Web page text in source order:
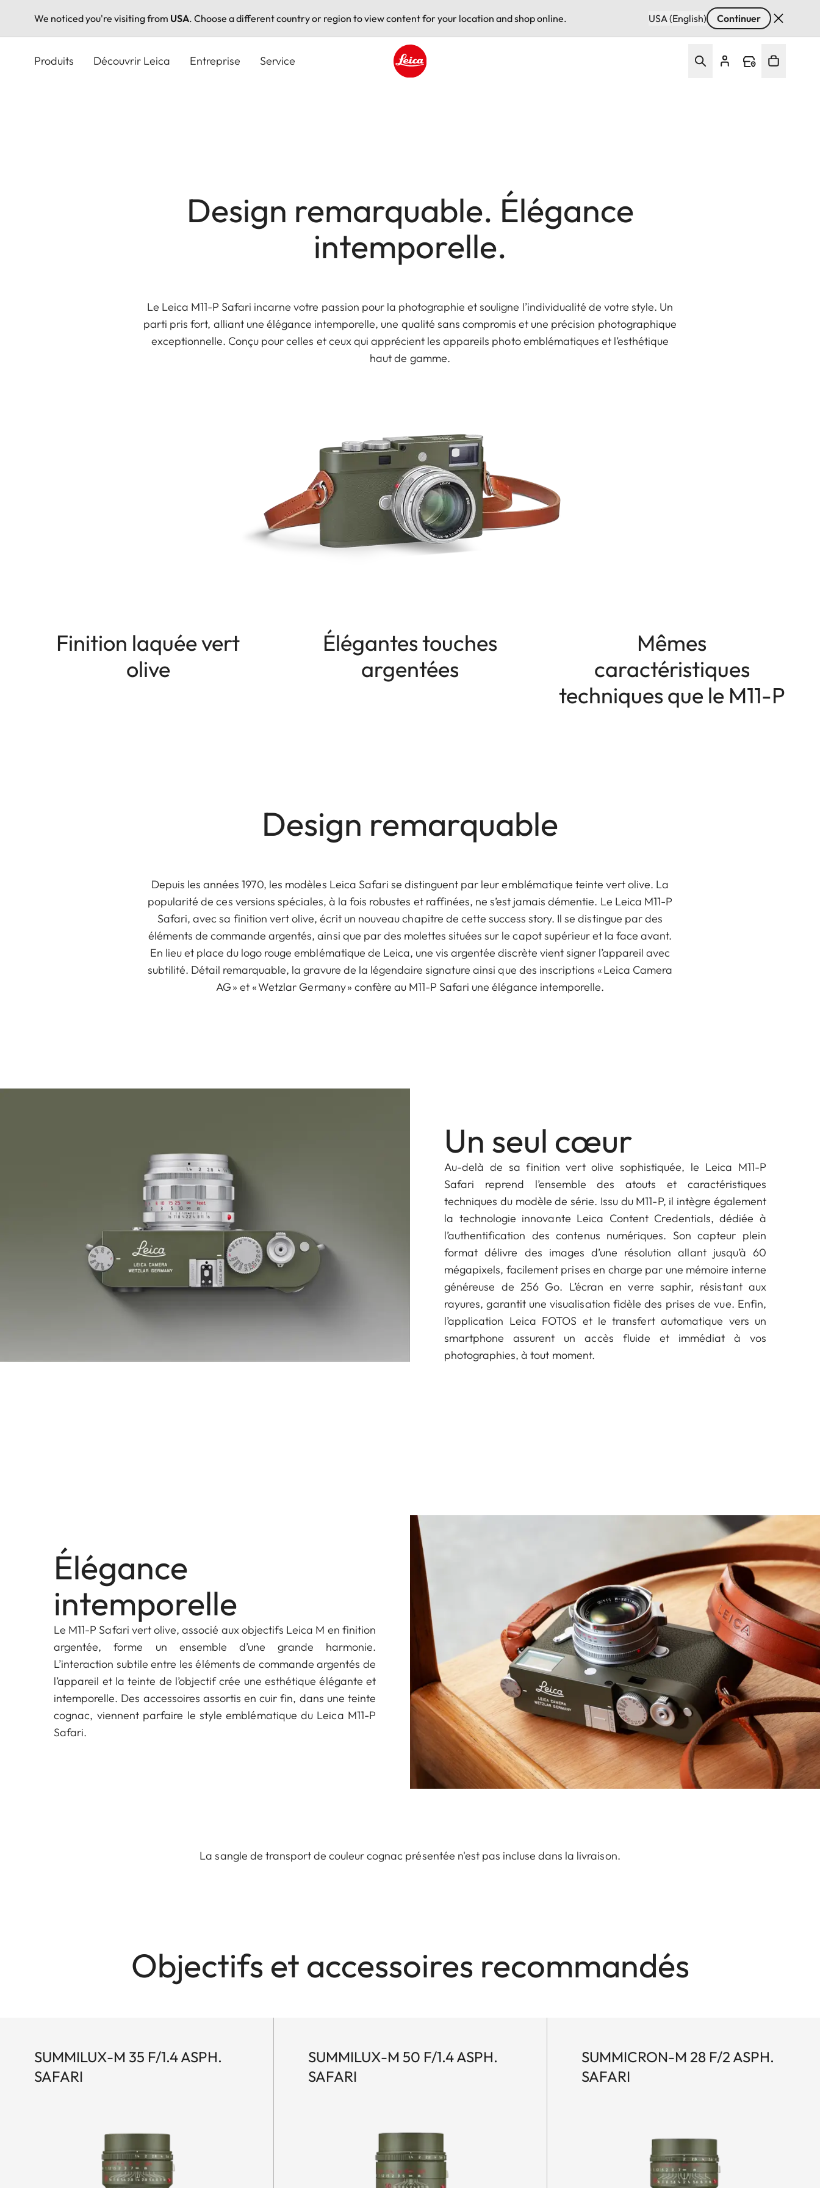
We noticed you're visiting from USA. Choose a different country or region to view content for your location and shop online. USA (English) Continuer
Produits Découvrir Leica Entreprise Service
Design remarquable. Élégance
intemporelle.
Le Leica M11-P Safari incarne votre passion pour la photographie et souligne l’individualité de votre style. Un
parti pris fort, alliant une élégance intemporelle, une qualité sans compromis et une précision photographique
exceptionnelle. Conçu pour celles et ceux qui apprécient les appareils photo emblématiques et l’esthétique
haut de gamme.
Finition laquée vert
olive
Élégantes touches
argentées
Mêmes
caractéristiques
techniques que le M11-P
Design remarquable
Depuis les années 1970, les modèles Leica Safari se distinguent par leur emblématique teinte vert olive. La
popularité de ces versions spéciales, à la fois robustes et raffinées, ne s’est jamais démentie. Le Leica M11-P
Safari, avec sa finition vert olive, écrit un nouveau chapitre de cette success story. Il se distingue par des
éléments de commande argentés, ainsi que par des molettes situées sur le capot supérieur et la face avant.
En lieu et place du logo rouge emblématique de Leica, une vis argentée discrète vient signer l’appareil avec
subtilité. Détail remarquable, la gravure de la légendaire signature ainsi que des inscriptions « Leica Camera
AG » et « Wetzlar Germany » confère au M11-P Safari une élégance intemporelle.
Un seul cœur
Au-delà de sa finition vert olive sophistiquée, le Leica M11-P
Safari reprend l’ensemble des atouts et caractéristiques
techniques du modèle de série. Issu du M11-P, il intègre également
la technologie innovante Leica Content Credentials, dédiée à
l’authentification des contenus numériques. Son capteur plein
format délivre des images d’une résolution allant jusqu’à 60
mégapixels, facilement prises en charge par une mémoire interne
généreuse de 256 Go. L’écran en verre saphir, résistant aux
rayures, garantit une visualisation fidèle des prises de vue. Enfin,
l’application Leica FOTOS et le transfert automatique vers un
smartphone assurent un accès fluide et immédiat à vos
photographies, à tout moment.
Élégance
intemporelle
Le M11-P Safari vert olive, associé aux objectifs Leica M en finition
argentée, forme un ensemble d’une grande harmonie.
L’interaction subtile entre les éléments de commande argentés de
l’appareil et la teinte de l’objectif crée une esthétique élégante et
intemporelle. Des accessoires assortis en cuir fin, dans une teinte
cognac, viennent parfaire le style emblématique du Leica M11-P
Safari.
La sangle de transport de couleur cognac présentée n'est pas incluse dans la livraison.
Objectifs et accessoires recommandés
SUMMILUX-M 35 F/1.4 ASPH.
SAFARI
SUMMILUX-M 50 F/1.4 ASPH.
SAFARI
SUMMICRON-M 28 F/2 ASPH.
SAFARI